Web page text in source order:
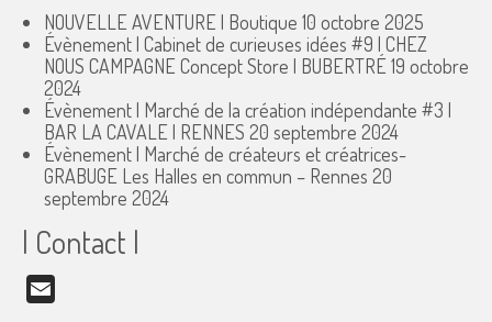
NOUVELLE AVENTURE | Boutique 10 octobre 2025
Évènement | Cabinet de curieuses idées #9 | CHEZ
NOUS CAMPAGNE Concept Store | BUBERTRÉ 19 octobre
2024
Évènement | Marché de la création indépendante #3 |
BAR LA CAVALE | RENNES 20 septembre 2024
Évènement | Marché de créateurs et créatrices-
GRABUGE Les Halles en commun – Rennes 20
septembre 2024
| Contact |